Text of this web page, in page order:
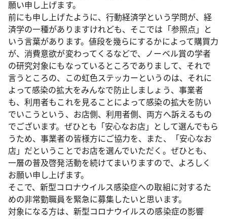
願い申し上げます。
前にも申し上げたように、行動経済学という学問が、経
済学の一種がありますけれども、そこでは「参照点」と
いう言葉があります。値段を幾らにするかによって購買力
が、消費意欲が変わってくるなどで、ノーベル賞の学者
の研究対象にもなっているところでありまして、それで
言うところの、この虹色ステッカーというのは、それに
よって感染の拡大をみんなで防止しましょう、事業者
も、利用者もこれを見ることによって感染の拡大を防い
でいこうという、お店側、利用者側、両方へ訴えるもの
でございます。ぜひとも「安心なお店」として選んでもら
うため、事業者の皆様方にご協力を、また、「安心なお
店」だということでお店を選んでいただく。ぜひとも、
一層の普及啓発活動を続けてまいりますので、よろしく
お願い申し上げます。
そこで、新型コロナウイルス感染症への取組に対するた
めの非常勤職員を緊急に募集したいと思います。
対象になる方は、新型コロナウイルスの感染症の影響